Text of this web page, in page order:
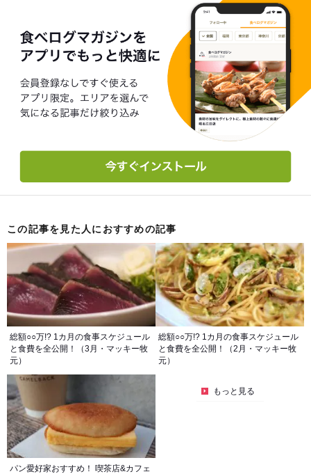
この記事を見た人におすすめの記事
総額○○万!? 1カ月の食事スケジュール
と食費を全公開！（3月・マッキー牧
元）
総額○○万!? 1カ月の食事スケジュール
と食費を全公開！（2月・マッキー牧
元）
パン愛好家おすすめ！ 喫茶店&カフェ
もっと見る